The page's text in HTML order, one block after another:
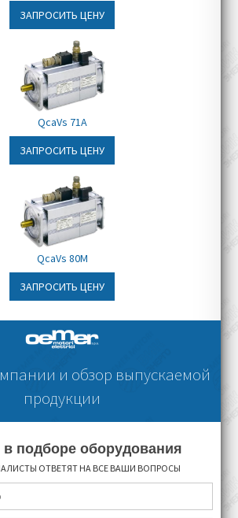
ЗАПРОСИТЬ ЦЕНУ
QcaVs 71A
ЗАПРОСИТЬ ЦЕНУ
QcaVs 80M
ЗАПРОСИТЬ ЦЕНУ
и обзор выпускаемой
продукции
подборе оборудования
ОТВЕТЯТ НА ВСЕ ВАШИ ВОПРОСЫ